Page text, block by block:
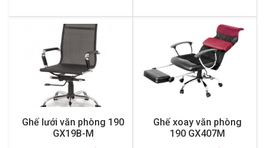
Ghế lưới văn phòng 190
GX19B-M
Ghế xoay văn phòng
190 GX407M